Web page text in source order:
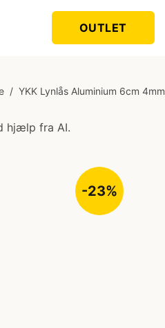
OUTLET
/ YKK Lynlås Aluminium 6cm 4mm
hjælp fra AI.
-23%